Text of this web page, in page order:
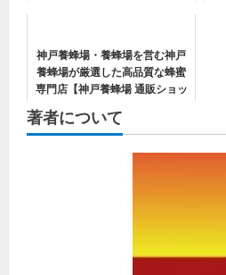
神戸養蜂場・養蜂場を営む神戸
養蜂場が厳選した高品質な蜂蜜
専門店【神戸養蜂場 通販ショッ
著者について